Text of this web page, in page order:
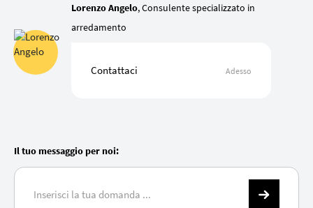
Lorenzo Angelo, Consulente specializzato in
arredamento
Contattaci Adesso
Il tuo messaggio per noi: